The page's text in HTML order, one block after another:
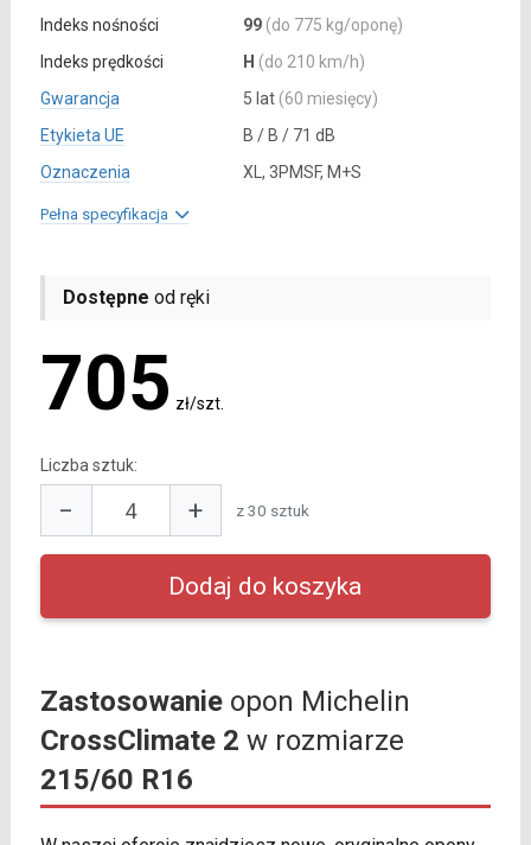
Indeks nośności
99 (do 775 kg/oponę)
Indeks prędkości
H (do 210 km/h)
Gwarancja
5 lat (60 miesięcy)
Etykieta UE
B / B / 71 dB
Oznaczenia
XL, 3PMSF, M+S
Pełna specyfikacja
Dostępne od ręki
705 zł/szt.
Liczba sztuk:
− + z 30 sztuk
Zastosowanieopon Michelin
CrossClimate 2 w rozmiarze
215/60 R16